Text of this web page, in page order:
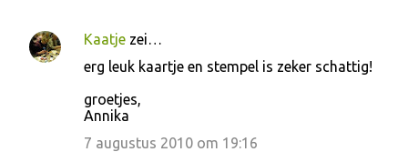
Kaatje zei…
erg leuk kaartje en stempel is zeker schattig!
groetjes,
Annika
7 augustus 2010 om 19:16